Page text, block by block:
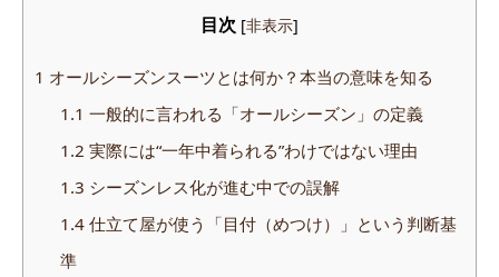
目次 [非表示]
1 オールシーズンスーツとは何か？本当の意味を知る
1.1 一般的に言われる「オールシーズン」の定義
1.2 実際には“一年中着られる”わけではない理由
1.3 シーズンレス化が進む中での誤解
1.4仕立て屋が使う「目付（めつけ）」という判断基
準